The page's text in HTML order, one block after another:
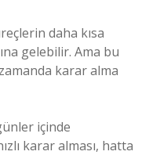
daha kısa
gelebilir. Ama bu
karar alma
içinde
karar alması, hatta